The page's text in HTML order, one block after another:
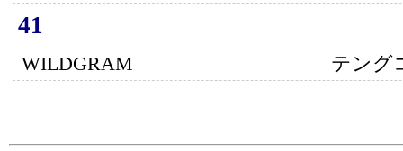
41
WILDGRAM テングコウ